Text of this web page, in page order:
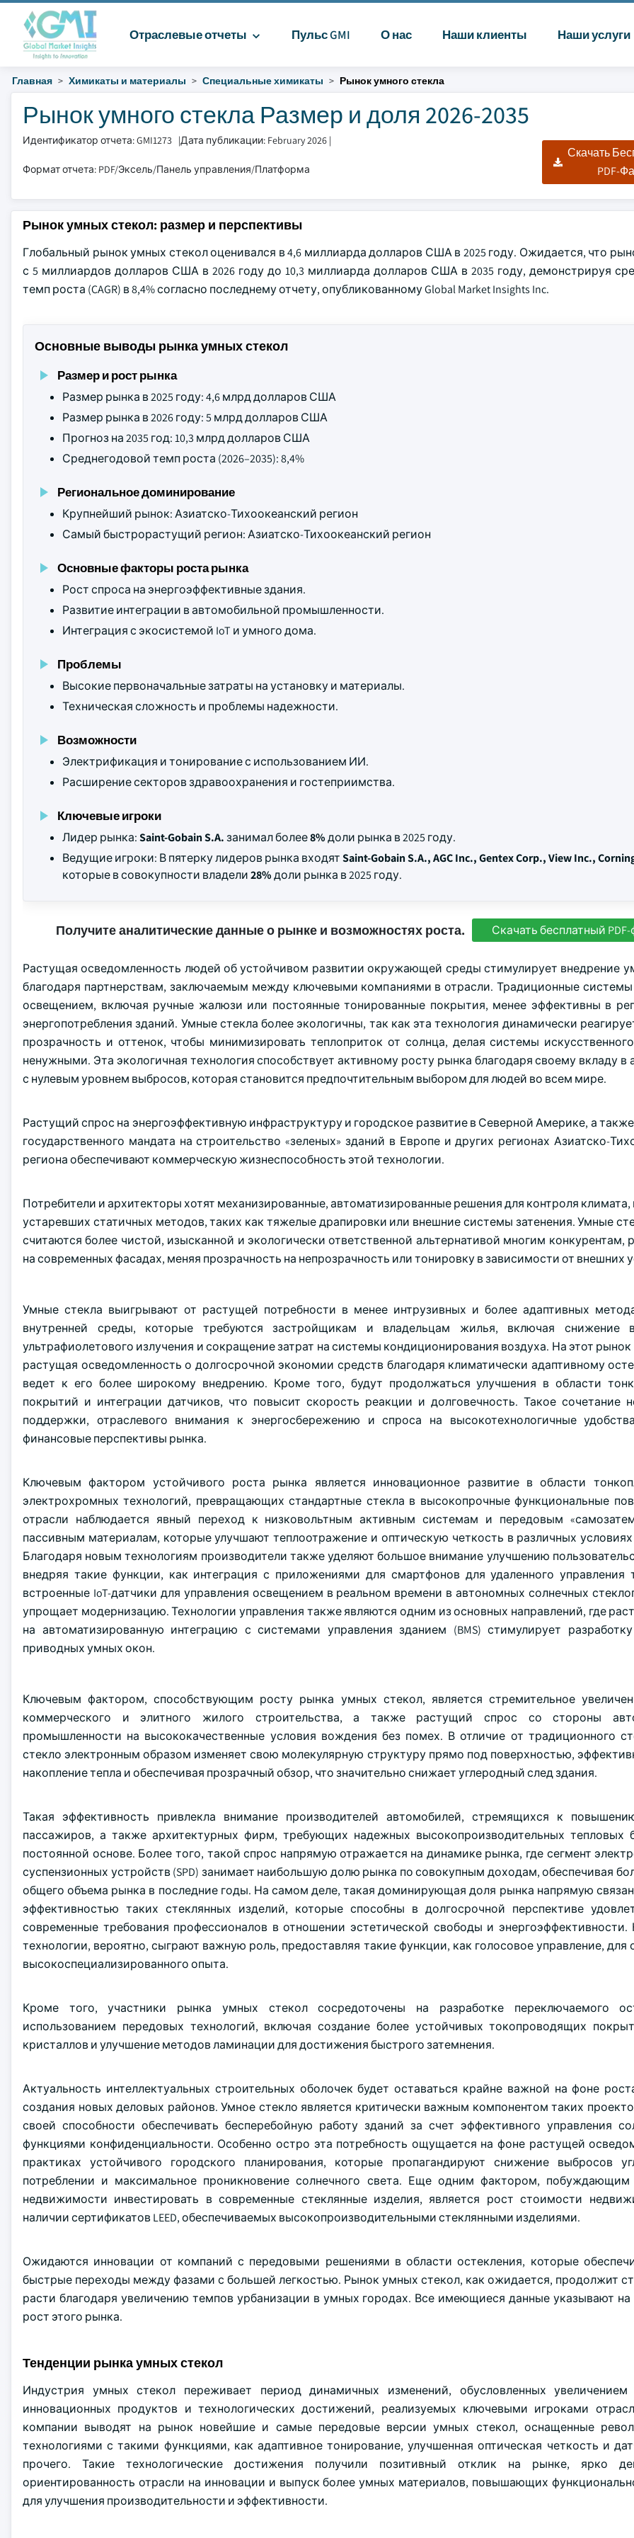
Отраслевые отчеты Пульс GMI О нас Наши клиенты Наши услуги
Главная Химикаты и материалы Специальные химикаты Рынок умного стекла
Рынок умного стекла Размер и доля 2026-2035
Идентификатор отчета: GMI1273 |Дата публикации: February 2026 |
Формат отчета: PDF/Эксель/Панель управления/Платформа
Скачать
PDF-
Рынок умных стекол: размер и перспективы
Глобальный рынок умных стекол оценивался в 4,6 миллиарда долларов США в 2025 году. Ожидается, что
с 5 миллиардов долларов США в 2026 году до 10,3 миллиарда долларов США в 2035 году, демонстрируя
темп роста (CAGR) в 8,4% согласно последнему отчету, опубликованному Global Market Insights Inc.
Основные выводы рынка умных стекол
Размер и рост рынка
Размер рынка в 2025 году: 4,6 млрд долларов США
Размер рынка в 2026 году: 5 млрд долларов США
Прогноз на 2035 год: 10,3 млрд долларов США
Среднегодовой темп роста (2026–2035): 8,4%
Региональное доминирование
Крупнейший рынок: Азиатско-Тихоокеанский регион
Самый быстрорастущий регион: Азиатско-Тихоокеанский регион
Основные факторы роста рынка
Рост спроса на энергоэффективные здания.
Развитие интеграции в автомобильной промышленности.
Интеграция с экосистемой IoT и умного дома.
Проблемы
Высокие первоначальные затраты на установку и материалы.
Техническая сложность и проблемы надежности.
Возможности
Электрификация и тонирование с использованием ИИ.
Расширение секторов здравоохранения и гостеприимства.
Ключевые игроки
Лидер рынка:Saint-Gobain S.A.занимал более8%доли рынка в 2025 году.
Ведущие игроки: В пятерку лидеров рынка входятSaint-Gobain S.A., AGC Inc., Gentex Corp., View Inc.,
которые в совокупности владели28%доли рынка в 2025 году.
Получите аналитические данные о рынке и возможностях роста. Скачать бесплатный
Растущая осведомленность людей об устойчивом развитии окружающей среды стимулирует внедрение
благодаря партнерствам, заключаемым между ключевыми компаниями в отрасли. Традиционные системы
освещением, включая ручные жалюзи или постоянные тонированные покрытия, менее эффективны в
энергопотребления зданий. Умные стекла более экологичны, так как эта технология динамически
прозрачность и оттенок, чтобы минимизировать теплоприток от солнца, делая системы
ненужными. Эта экологичная технология способствует активному росту рынка благодаря своему вкладу в
с нулевым уровнем выбросов, которая становится предпочтительным выбором для людей во всем мире.
Растущий спрос на энергоэффективную инфраструктуру и городское развитие в Северной Америке, а
государственного мандата на строительство «зеленых» зданий в Европе и других регионах Азиатско-
региона обеспечивают коммерческую жизнеспособность этой технологии.
Потребители и архитекторы хотят механизированные, автоматизированные решения для контроля климата,
устаревших статичных методов, таких как тяжелые драпировки или внешние системы затенения. Умные
считаются более чистой, изысканной и экологически ответственной альтернативой многим
на современных фасадах, меняя прозрачность на непрозрачность или тонировку в зависимости от внешних
Умные стекла выигрывают от растущей потребности в менее интрузивных и более адаптивных
внутренней среды, которые требуются застройщикам и владельцам жилья, включая снижение
ультрафиолетового излучения и сокращение затрат на системы кондиционирования воздуха. На этот рынок
растущая осведомленность о долгосрочной экономии средств благодаря климатически адаптивному
ведет к его более широкому внедрению. Кроме того, будут продолжаться улучшения в области
покрытий и интеграции датчиков, что повысит скорость реакции и долговечность. Такое сочетание
поддержки, отраслевого внимания к энергосбережению и спроса на высокотехнологичные
финансовые перспективы рынка.
Ключевым фактором устойчивого роста рынка является инновационное развитие в области
электрохромных технологий, превращающих стандартные стекла в высокопрочные функциональные
отрасли наблюдается явный переход к низковольтным активным системам и передовым
пассивным материалам, которые улучшают теплоотражение и оптическую четкость в различных
Благодаря новым технологиям производители также уделяют большое внимание улучшению
внедряя такие функции, как интеграция с приложениями для смартфонов для удаленного управления
встроенные IoT-датчики для управления освещением в реальном времени в автономных солнечных
упрощает модернизацию. Технологии управления также являются одним из основных направлений, где
на автоматизированную интеграцию с системами управления зданием (BMS) стимулирует
приводных умных окон.
Ключевым фактором, способствующим росту рынка умных стекол, является стремительное
коммерческого и элитного жилого строительства, а также растущий спрос со стороны
промышленности на высококачественные условия вождения без помех. В отличие от традиционного
стекло электронным образом изменяет свою молекулярную структуру прямо под поверхностью,
накопление тепла и обеспечивая прозрачный обзор, что значительно снижает углеродный след здания.
Такая эффективность привлекла внимание производителей автомобилей, стремящихся к
пассажиров, а также архитектурных фирм, требующих надежных высокопроизводительных тепловых
постоянной основе. Более того, такой спрос напрямую отражается на динамике рынка, где сегмент
суспензионных устройств (SPD) занимает наибольшую долю рынка по совокупным доходам, обеспечивая
общего объема рынка в последние годы. На самом деле, такая доминирующая доля рынка напрямую
эффективностью таких стеклянных изделий, которые способны в долгосрочной перспективе
современные требования профессионалов в отношении эстетической свободы и энергоэффективности.
технологии, вероятно, сыграют важную роль, предоставляя такие функции, как голосовое управление, для
высокоспециализированного опыта.
Кроме того, участники рынка умных стекол сосредоточены на разработке переключаемого
использованием передовых технологий, включая создание более устойчивых токопроводящих
кристаллов и улучшение методов ламинации для достижения быстрого затемнения.
Актуальность интеллектуальных строительных оболочек будет оставаться крайне важной на фоне
создания новых деловых районов. Умное стекло является критически важным компонентом таких
своей способности обеспечивать бесперебойную работу зданий за счет эффективного управления
функциями конфиденциальности. Особенно остро эта потребность ощущается на фоне растущей
практиках устойчивого городского планирования, которые пропагандируют снижение выбросов
потреблении и максимальное проникновение солнечного света. Еще одним фактором, побуждающим
недвижимости инвестировать в современные стеклянные изделия, является рост стоимости
наличии сертификатов LEED, обеспечиваемых высокопроизводительными стеклянными изделиями.
Ожидаются инновации от компаний с передовыми решениями в области остекления, которые
быстрые переходы между фазами с большей легкостью. Рынок умных стекол, как ожидается, продолжит
расти благодаря увеличению темпов урбанизации в умных городах. Все имеющиеся данные указывают
рост этого рынка.
Тенденции рынка умных стекол
Индустрия умных стекол переживает период динамичных изменений, обусловленных увеличением
инновационных продуктов и технологических достижений, реализуемых ключевыми игроками
компании выводят на рынок новейшие и самые передовые версии умных стекол, оснащенные
технологиями с такими функциями, как адаптивное тонирование, улучшенная оптическая четкость и
прочего. Такие технологические достижения получили позитивный отклик на рынке, ярко
ориентированность отрасли на инновации и выпуск более умных материалов, повышающих
для улучшения производительности и эффективности.